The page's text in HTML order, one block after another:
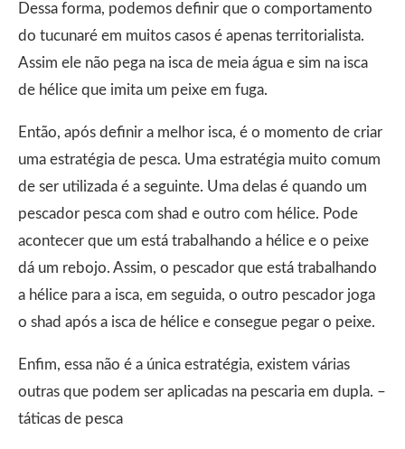
Dessa forma, podemos definir que o comportamento
do tucunaré em muitos casos é apenas territorialista.
Assim ele não pega na isca de meia água e sim na isca
de hélice que imita um peixe em fuga.
Então, após definir a melhor isca, é o momento de criar
uma estratégia de pesca. Uma estratégia muito comum
de ser utilizada é a seguinte. Uma delas é quando um
pescador pesca com shad e outro com hélice. Pode
acontecer que um está trabalhando a hélice e o peixe
dá um rebojo. Assim, o pescador que está trabalhando
a hélice para a isca, em seguida, o outro pescador joga
o shad após a isca de hélice e consegue pegar o peixe.
Enfim, essa não é a única estratégia, existem várias
outras que podem ser aplicadas na pescaria em dupla. –
táticas de pesca